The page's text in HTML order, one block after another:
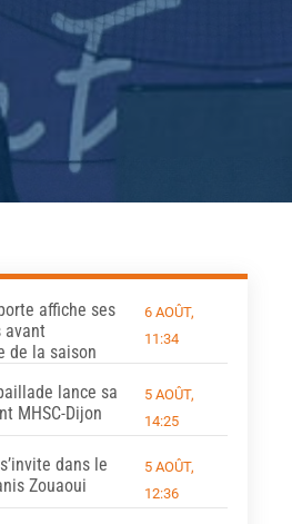
affiche ses
avant
de la saison
6 AOÛT,
11:34
lance sa
MHSC-Dijon
5 AOÛT,
14:25
dans le
Zouaoui
5 AOÛT,
12:36